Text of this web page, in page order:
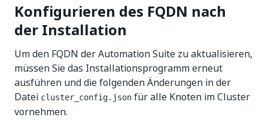
Konfigurieren des FQDN nach
der Installation
Um den FQDN der Automation Suite zu aktualisieren,
müssen Sie das Installationsprogramm erneut
ausführen und die folgenden Änderungen in der
Datei cluster_config.json für alle Knoten im Cluster
vornehmen.